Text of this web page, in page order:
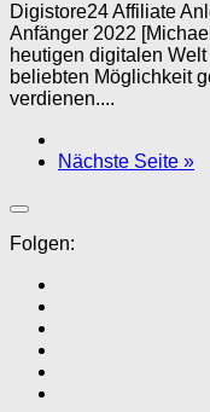
Digistore24 Affiliate
Anfänger 2022
heutigen digitalen
beliebten Möglichkeit
verdienen....
Nächste Seite »
Folgen: